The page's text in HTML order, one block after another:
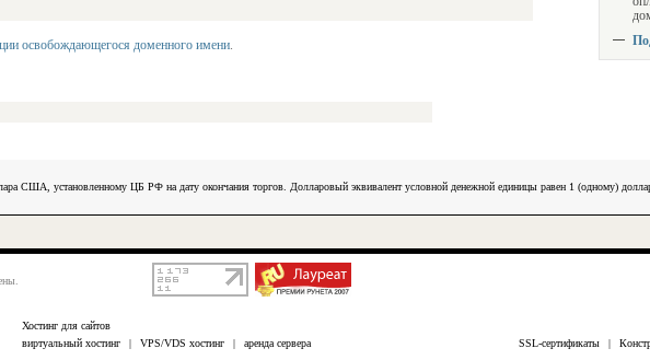
освобождающегося доменного имени.
США, установленному ЦБ РФ на дату окончания торгов. Долларовый эквивалент условной денежной единицы равен 1 (одному)
Хостинг для сайтов
виртуальный хостинг
| VPS/VDS хостинг | аренда сервера SSL-сертификаты |